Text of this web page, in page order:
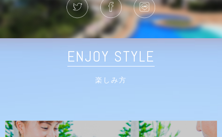
ENJOY STYLE
楽しみ方